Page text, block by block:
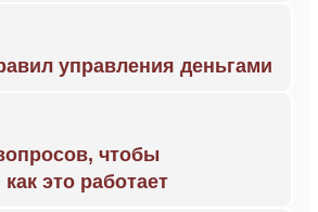
управления деньгами
чтобы
это работает